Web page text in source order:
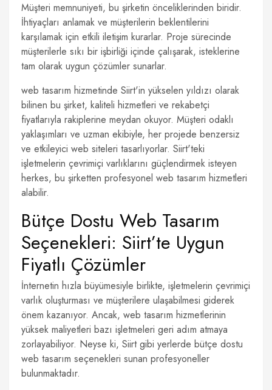
Müşteri memnuniyeti, bu şirketin önceliklerinden biridir.
İhtiyaçları anlamak ve müşterilerin beklentilerini
karşılamak için etkili iletişim kurarlar. Proje sürecinde
müşterilerle sıkı bir işbirliği içinde çalışarak, isteklerine
tam olarak uygun çözümler sunarlar.
web tasarım hizmetinde Siirt'in yükselen yıldızı olarak
bilinen bu şirket, kaliteli hizmetleri ve rekabetçi
fiyatlarıyla rakiplerine meydan okuyor. Müşteri odaklı
yaklaşımları ve uzman ekibiyle, her projede benzersiz
ve etkileyici web siteleri tasarlıyorlar. Siirt'teki
işletmelerin çevrimiçi varlıklarını güçlendirmek isteyen
herkes, bu şirketten profesyonel web tasarım hizmetleri
alabilir.
Bütçe Dostu Web Tasarım
Seçenekleri: Siirt’te Uygun
Fiyatlı Çözümler
İnternetin hızla büyümesiyle birlikte, işletmelerin çevrimiçi
varlık oluşturması ve müşterilere ulaşabilmesi giderek
önem kazanıyor. Ancak, web tasarım hizmetlerinin
yüksek maliyetleri bazı işletmeleri geri adım atmaya
zorlayabiliyor. Neyse ki, Siirt gibi yerlerde bütçe dostu
web tasarım seçenekleri sunan profesyoneller
bulunmaktadır.